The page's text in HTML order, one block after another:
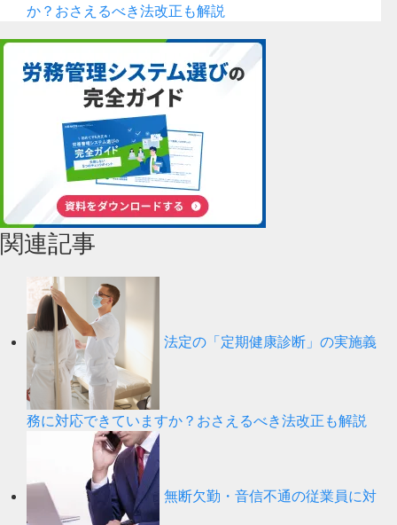
か？おさえるべき法改正も解説
関連記事
法定の「定期健康診断」の実施義
務に対応できていますか？おさえるべき法改正も解説
無断欠勤・音信不通の従業員に対